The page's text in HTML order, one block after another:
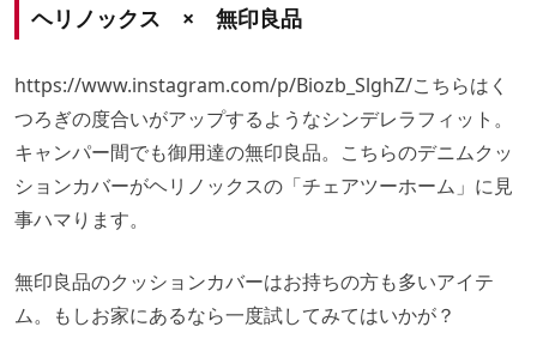
ヘリノックス × 無印良品
https://www.instagram.com/p/Biozb_SlghZ/こちらはく
つろぎの度合いがアップするようなシンデレラフィット。
キャンパー間でも御用達の無印良品。こちらのデニムクッ
ションカバーがヘリノックスの「チェアツーホーム」に見
事ハマります。
無印良品のクッションカバーはお持ちの方も多いアイテ
ム。もしお家にあるなら一度試してみてはいかが？